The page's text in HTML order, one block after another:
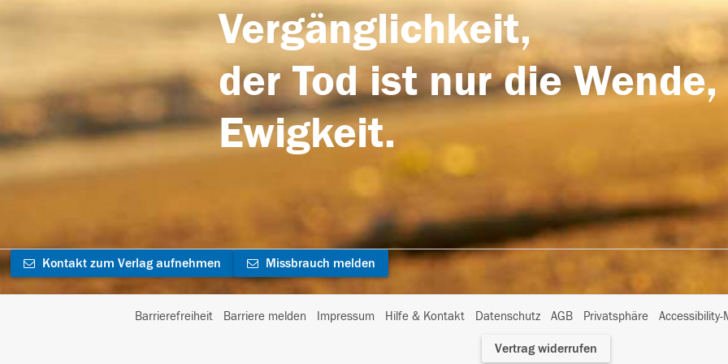
Vergänglichkeit,
der Tod ist nur die
Ewigkeit.
Kontakt zum Verlag aufnehmen Missbrauch melden
Barrierefreiheit Barriere melden Impressum Hilfe & Kontakt Datenschutz AGB Privatsphäre
I
Vertrag widerrufen